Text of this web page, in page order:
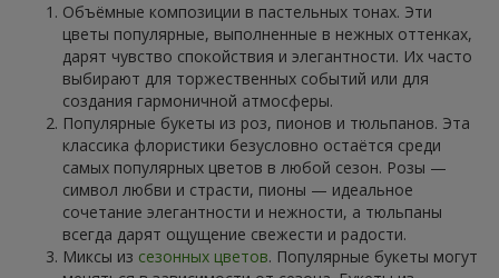
Объёмные композиции в пастельных тонах. Эти
цветы популярные, выполненные в нежных оттенках,
дарят чувство спокойствия и элегантности. Их часто
выбирают для торжественных событий или для
создания гармоничной атмосферы.
Популярные букеты из роз, пионов и тюльпанов. Эта
классика флористики безусловно остаётся среди
самых популярных цветов в любой сезон. Розы —
символ любви и страсти, пионы — идеальное
сочетание элегантности и нежности, а тюльпаны
всегда дарят ощущение свежести и радости.
Миксы из сезонных цветов. Популярные букеты могут